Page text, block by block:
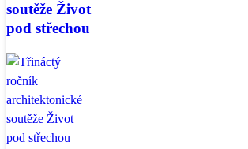
soutěže Život
pod střechou